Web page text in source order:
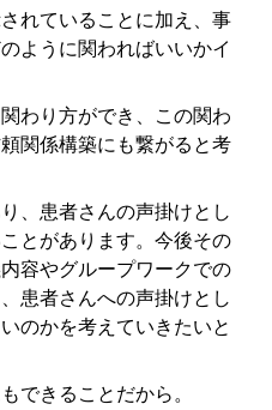
れていることに加え、事
ように関わればいいかイ
わり方ができ、この関わ
関係構築にも繋がると考
、患者さんの声掛けとし
とがあります。今後その
容やグループワークでの
患者さんへの声掛けとし
のかを考えていきたいと
できることだから。